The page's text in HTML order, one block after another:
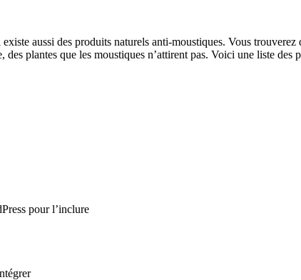
aussi des produits naturels anti-moustiques. Vous
des plantes que les moustiques n’attirent pas. Voici une liste
pour l’inclure